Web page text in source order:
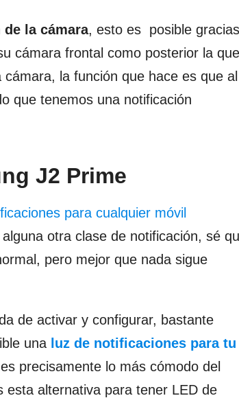
la cámara, esto es posible gracias
cámara frontal como posterior la que
la función que hace es que al
que tenemos una notificación
J2 Prime
para cualquier móvil
otra clase de notificación, sé
pero mejor que nada sigue
de activar y configurar, bastante
una luz de notificaciones para tu
precisamente lo más cómodo del
alternativa para tener LED de